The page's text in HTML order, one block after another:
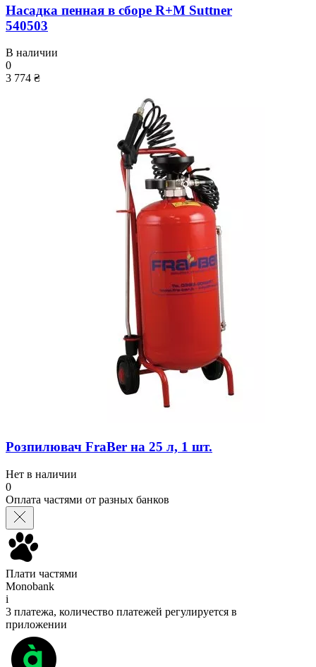
Насадка пенная в сборе R+M Suttner
540503
В наличии
0
3 774 ₴
Розпилювач FraBer на 25 л, 1 шт.
Нет в наличии
0
Оплата частями от разных банков
Плати частями
Monobank
i
3 платежа, количество платежей регулируется в
приложении